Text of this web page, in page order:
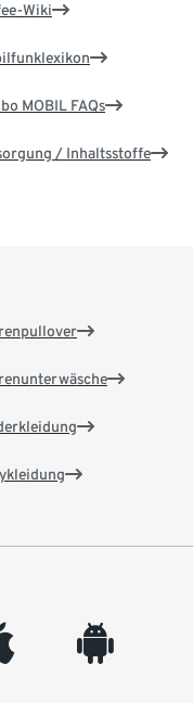
Wiki
MOBIL FAQs
/ Inhaltsstoffe
android